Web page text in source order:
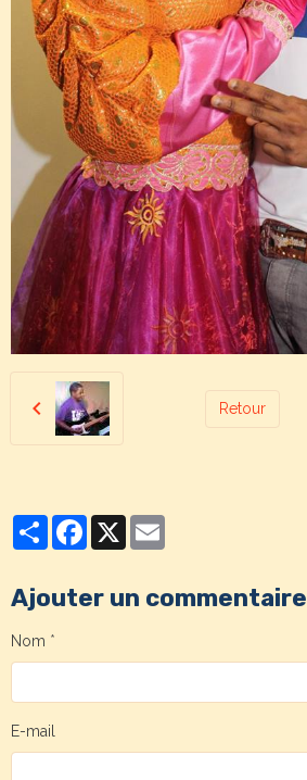
Retour
PartagerFacebook
X
Ajouter un commentaire
Nom
E-mail